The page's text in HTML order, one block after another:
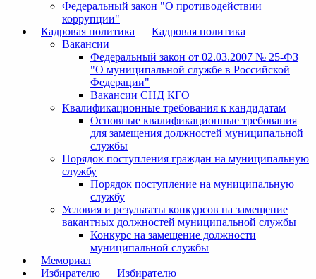
Федеральный закон "О противодействии
коррупции"
Кадровая политика
Кадровая политика
Вакансии
Федеральный закон от 02.03.2007 № 25-ФЗ
"О муниципальной службе в Российской
Федерации"
Вакансии СНД КГО
Квалификационные требования к кандидатам
Основные квалификационные требования
для замещения должностей муниципальной
службы
Порядок поступления граждан на муниципальную
службу
Порядок поступление на муниципальную
службу
Условия и результаты конкурсов на замещение
вакантных должностей муниципальной службы
Конкурс на замещение должности
муниципальной службы
Мемориал
Избирателю
Избирателю